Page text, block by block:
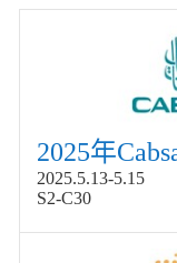
2025.5.13-5.15
S2-C30